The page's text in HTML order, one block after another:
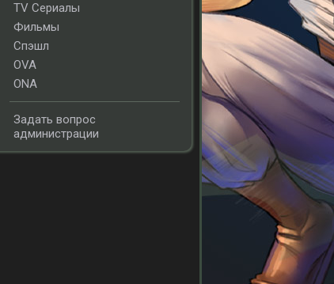
TV Сериалы
Фильмы
Спэшл
OVA
ONA
Задать вопрос
администрации